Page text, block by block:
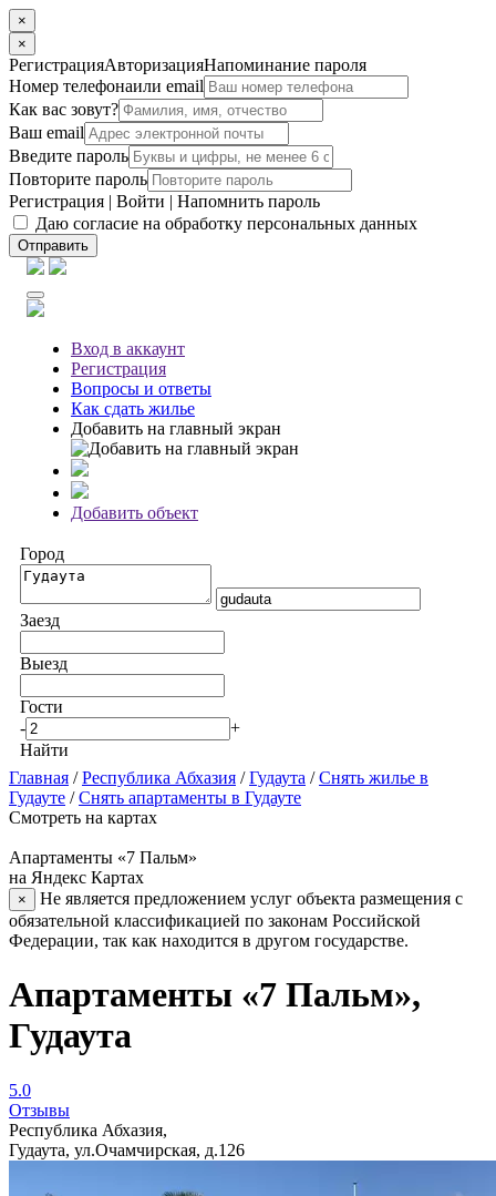
×
×
РегистрацияАвторизацияНапоминание пароля
Номер телефонаили email
Как вас зовут?
Ваш email
Введите пароль
Повторите пароль
Регистрация | Войти | Напомнить пароль
Даю согласие на обработку персональных данных
Отправить
Вход в аккаунт
Регистрация
Вопросы и ответы
Как сдать жилье
Добавить на главный экран
Добавить объект
Город
Заезд
Выезд
Гости
-
+
Найти
Главная /Республика Абхазия /Гудаута /Снять жилье в
Гудауте /Снять апартаменты в Гудауте
Смотреть на картах
Апартаменты «7 Пальм»
на Яндекс Картах
×
Не является предложением услуг объекта размещения с
обязательной классификацией по законам Российской
Федерации, так как находится в другом государстве.
Апартаменты «7 Пальм»,
Гудаута
5.0
Отзывы
Республика Абхазия,
Гудаута, ул.Очамчирская, д.126